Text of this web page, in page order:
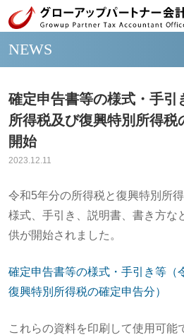
NEWS
確定申告書等の様式・手引
所得税及び復興特別所得税
開始
2023.12.11
令和5年分の所得税と復興特別所
様式、手引き、説明書、書き方な
供が開始されました。
確定申告書等の様式・手引き等（
復興特別所得税の確定申告分）
これらの資料を印刷して使用可能